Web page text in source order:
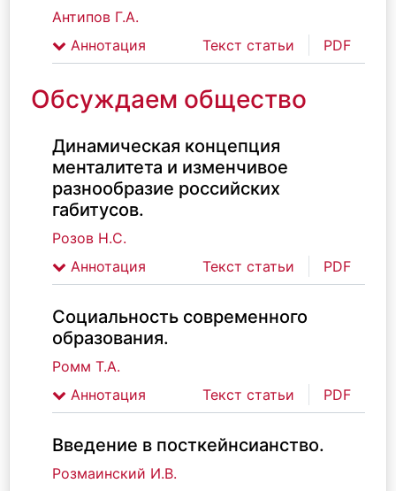
Антипов Г.А.
Аннотация
Текст статьи PDF
Обсуждаем общество
Динамическая концепция
менталитета и изменчивое
разнообразие российских
габитусов.
Розов Н.С.
Аннотация
Текст статьи PDF
Социальность современного
образования.
Ромм Т.А.
Аннотация
Текст статьи PDF
Введение в посткейнсианство.
Розмаинский И.В.